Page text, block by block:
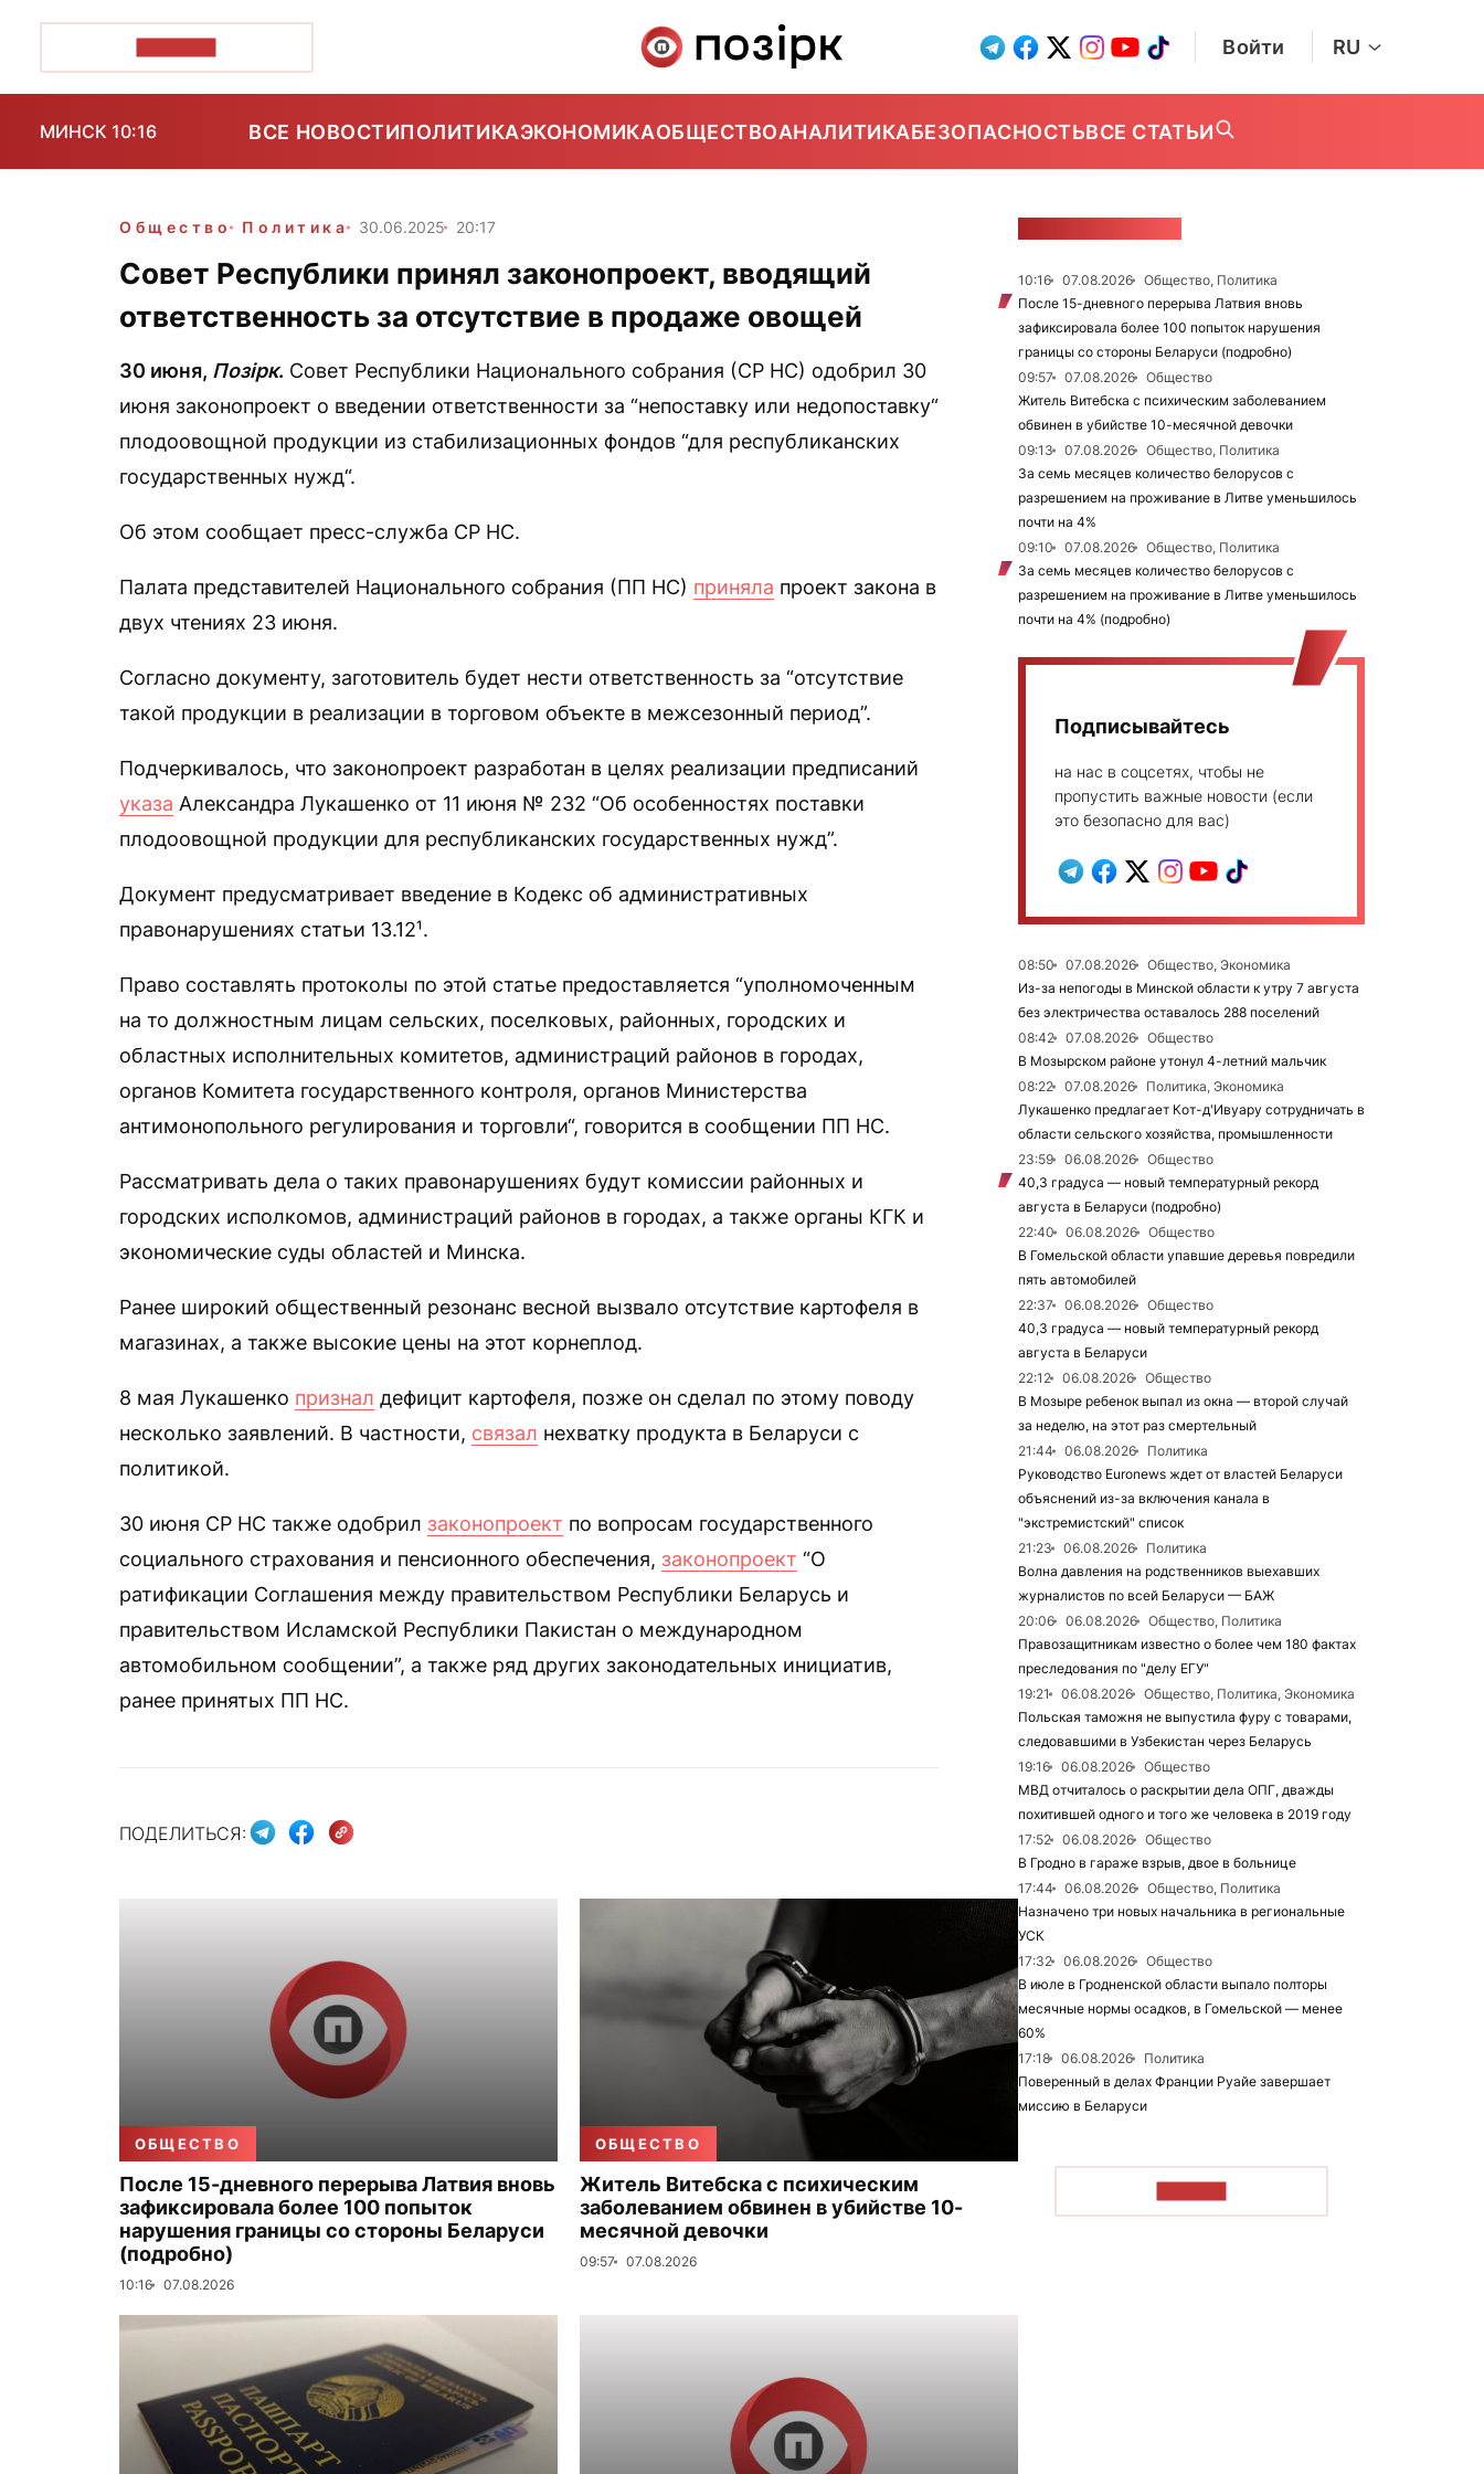
Войти RU
МИНСК 10:16 ВСЕ НОВОСТИПОЛИТИКАЭКОНОМИКАОБЩЕСТВОАНАЛИТИКАБЕЗОПАСНОСТЬВСЕ СТАТЬИ
Общество Политика 30.06.2025 20:17
Совет Республики принял законопроект, вводящий
ответственность за отсутствие в продаже овощей
30 июня, Позірк. Совет Республики Национального собрания (СР НС) одобрил 30
июня законопроект о введении ответственности за “непоставку или недопоставку“
плодоовощной продукции из стабилизационных фондов “для республиканских
государственных нужд“.
Об этом сообщает пресс-служба СР НС.
Палата представителей Национального собрания (ПП НС) приняла проект закона в
двух чтениях 23 июня.
Согласно документу, заготовитель будет нести ответственность за “отсутствие
такой продукции в реализации в торговом объекте в межсезонный период”.
Подчеркивалось, что законопроект разработан в целях реализации предписаний
указа Александра Лукашенко от 11 июня № 232 “Об особенностях поставки
плодоовощной продукции для республиканских государственных нужд”.
Документ предусматривает введение в Кодекс об административных
правонарушениях статьи 13.12¹.
Право составлять протоколы по этой статье предоставляется “уполномоченным
на то должностным лицам сельских, поселковых, районных, городских и
областных исполнительных комитетов, администраций районов в городах,
органов Комитета государственного контроля, органов Министерства
антимонопольного регулирования и торговли“, говорится в сообщении ПП НС.
Рассматривать дела о таких правонарушениях будут комиссии районных и
городских исполкомов, администраций районов в городах, а также органы КГК и
экономические суды областей и Минска.
Ранее широкий общественный резонанс весной вызвало отсутствие картофеля в
магазинах, а также высокие цены на этот корнеплод.
8 мая Лукашенко признал дефицит картофеля, позже он сделал по этому поводу
несколько заявлений. В частности, связал нехватку продукта в Беларуси с
политикой.
30 июня СР НС также одобрил законопроект по вопросам государственного
социального страхования и пенсионного обеспечения, законопроект “О
ратификации Соглашения между правительством Республики Беларусь и
правительством Исламской Республики Пакистан о международном
автомобильном сообщении”, а также ряд других законодательных инициатив,
ранее принятых ПП НС.
ПОДЕЛИТЬСЯ:
ОБЩЕСТВО
После 15-дневного перерыва Латвия вновь
зафиксировала более 100 попыток
нарушения границы со стороны Беларуси
(подробно)
10:16 07.08.2026
ОБЩЕСТВО
Житель Витебска с психическим
заболеванием обвинен в убийстве 10-
месячной девочки
09:57 07.08.2026
10:16 07.08.2026
Общество, Политика
После 15-дневного перерыва Латвия вновь
зафиксировала более 100 попыток нарушения
границы со стороны Беларуси (подробно)
09:57
07.08.2026
Общество
Житель Витебска с психическим заболеванием
обвинен в убийстве 10-месячной девочки
09:13
07.08.2026
Общество, Политика
За семь месяцев количество белорусов с
разрешением на проживание в Литве уменьшилось
почти на 4%
09:10
07.08.2026
Общество, Политика
За семь месяцев количество белорусов с
разрешением на проживание в Литве уменьшилось
почти на 4% (подробно)
Подписывайтесь
на нас в соцсетях, чтобы не
пропустить важные новости (если
это безопасно для вас)
08:50 07.08.2026
Общество, Экономика
Из-за непогоды в Минской области к утру 7 августа
без электричества оставалось 288 поселений
08:42
07.08.2026
Общество
В Мозырском районе утонул 4-летний мальчик
08:22
07.08.2026
Политика, Экономика
Лукашенко предлагает Кот-д'Ивуару сотрудничать в
области сельского хозяйства, промышленности
23:59
06.08.2026
Общество
40,3 градуса — новый температурный рекорд
августа в Беларуси (подробно)
22:40
06.08.2026
Общество
В Гомельской области упавшие деревья повредили
пять автомобилей
22:37
06.08.2026
Общество
40,3 градуса — новый температурный рекорд
августа в Беларуси
22:12
06.08.2026
Общество
В Мозыре ребенок выпал из окна — второй случай
за неделю, на этот раз смертельный
21:44
06.08.2026
Политика
Руководство Euronews ждет от властей Беларуси
объяснений из-за включения канала в
"экстремистский" список
21:23
06.08.2026
Политика
Волна давления на родственников выехавших
журналистов по всей Беларуси — БАЖ
20:06
06.08.2026
Общество, Политика
Правозащитникам известно о более чем 180 фактах
преследования по "делу ЕГУ"
19:21
06.08.2026
Общество, Политика, Экономика
Польская таможня не выпустила фуру с товарами,
следовавшими в Узбекистан через Беларусь
19:16
06.08.2026
Общество
МВД отчиталось о раскрытии дела ОПГ, дважды
похитившей одного и того же человека в 2019 году
17:52
06.08.2026
Общество
В Гродно в гараже взрыв, двое в больнице
17:44
06.08.2026
Общество, Политика
Назначено три новых начальника в региональные
УСК
17:32
06.08.2026
Общество
В июле в Гродненской области выпало полторы
месячные нормы осадков, в Гомельской — менее
60%
17:18
06.08.2026
Политика
Поверенный в делах Франции Руайе завершает
миссию в Беларуси